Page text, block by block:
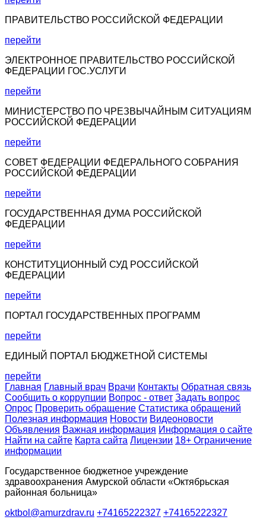
ПРАВИТЕЛЬСТВО РОССИЙСКОЙ ФЕДЕРАЦИИ
перейти
ЭЛЕКТРОННОЕ ПРАВИТЕЛЬСТВО РОССИЙСКОЙ
ФЕДЕРАЦИИ ГОС.УСЛУГИ
перейти
МИНИСТЕРСТВО ПО ЧРЕЗВЫЧАЙНЫМ СИТУАЦИЯМ
РОССИЙСКОЙ ФЕДЕРАЦИИ
перейти
СОВЕТ ФЕДЕРАЦИИ ФЕДЕРАЛЬНОГО СОБРАНИЯ
РОССИЙСКОЙ ФЕДЕРАЦИИ
перейти
ГОСУДАРСТВЕННАЯ ДУМА РОССИЙСКОЙ
ФЕДЕРАЦИИ
перейти
КОНСТИТУЦИОННЫЙ СУД РОССИЙСКОЙ
ФЕДЕРАЦИИ
перейти
ПОРТАЛ ГОСУДАРСТВЕННЫХ ПРОГРАММ
перейти
ЕДИНЫЙ ПОРТАЛ БЮДЖЕТНОЙ СИСТЕМЫ
перейти
Главная Главный врач Врачи Контакты Обратная связь
Сообщить о коррупции Вопрос - ответ Задать вопрос
Опрос Проверить обращение Статистика обращений
Полезная информация Новости Видеоновости
Объявления Важная информация Информация о сайте
Найти на сайте Карта сайта Лицензии 18+ Ограничение
информации
Государственное бюджетное учреждение
здравоохранения Амурской области «Октябрьская
районная больница»
oktbol@amurzdrav.ru +74165222327 +74165222327